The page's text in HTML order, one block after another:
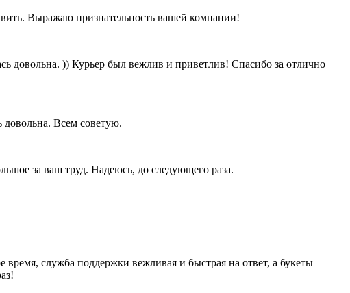
Выражаю признательность вашей компании!
довольна. )) Курьер был вежлив и приветлив! Спасибо за отлично
довольна. Всем советую.
за ваш труд. Надеюсь, до следующего раза.
служба поддержки вежливая и быстрая на ответ, а букеты